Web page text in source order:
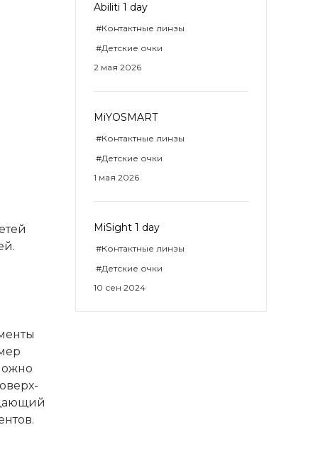
Abiliti 1 day
#Контактные линзы
#Детские очки
2 мая 2026
MiYOSMART
#Контактные линзы
#Детские очки
1 мая 2026
MiSight 1 day
#Контактные линзы
#Детские очки
10 сен 2024